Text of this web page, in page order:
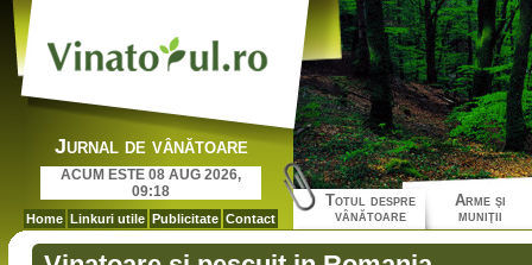
Jurnal de vânătoare
ACUM ESTE 08 AUG 2026,
09:18
Home Linkuri utile Publicitate Contact
Totul despre
vânătoare
Arme şi
muniţii